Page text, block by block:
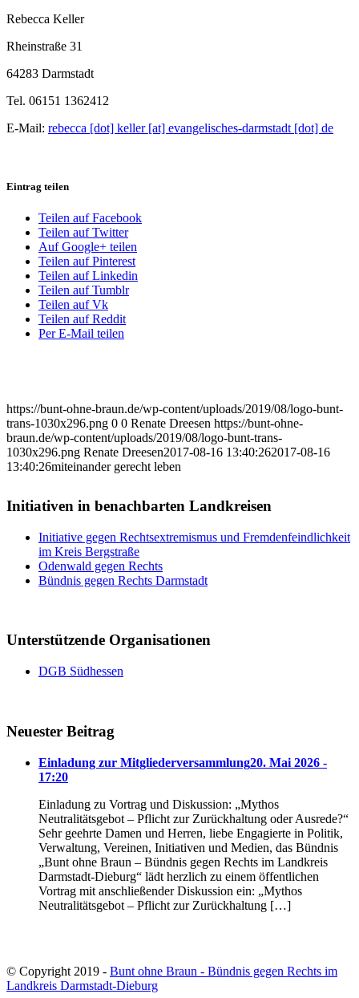
Rebecca Keller
Rheinstraße 31
64283 Darmstadt
Tel. 06151 1362412
E-Mail: rebecca [dot] keller [at] evangelisches-darmstadt [dot] de
Eintrag teilen
Teilen auf Facebook
Teilen auf Twitter
Auf Google+ teilen
Teilen auf Pinterest
Teilen auf Linkedin
Teilen auf Tumblr
Teilen auf Vk
Teilen auf Reddit
Per E-Mail teilen
https://bunt-ohne-braun.de/wp-content/uploads/2019/08/logo-bunt-
trans-1030x296.png 0 0 Renate Dreesen https://bunt-ohne-
braun.de/wp-content/uploads/2019/08/logo-bunt-trans-
1030x296.png Renate Dreesen2017-08-16 13:40:262017-08-16
13:40:26miteinander gerecht leben
Initiativen in benachbarten Landkreisen
Initiative gegen Rechtsextremismus und Fremdenfeindlichkeit
im Kreis Bergstraße
Odenwald gegen Rechts
Bündnis gegen Rechts Darmstadt
Unterstützende Organisationen
DGB Südhessen
Neuester Beitrag
Einladung zur Mitgliederversammlung20. Mai 2026 -
17:20
Einladung zu Vortrag und Diskussion: „Mythos
Neutralitätsgebot – Pflicht zur Zurückhaltung oder Ausrede?“
Sehr geehrte Damen und Herren, liebe Engagierte in Politik,
Verwaltung, Vereinen, Initiativen und Medien, das Bündnis
„Bunt ohne Braun – Bündnis gegen Rechts im Landkreis
Darmstadt-Dieburg“ lädt herzlich zu einem öffentlichen
Vortrag mit anschließender Diskussion ein: „Mythos
Neutralitätsgebot – Pflicht zur Zurückhaltung […]
© Copyright 2019 - Bunt ohne Braun - Bündnis gegen Rechts im
Landkreis Darmstadt-Dieburg